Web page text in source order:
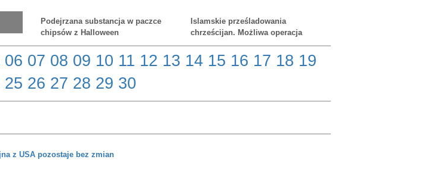
Podejrzana substancja w paczce
chipsów z Halloween
Islamskie prześladowania
chrześcijan. Możliwa operacja
zbrojna USA
06 07 08 09 10 11 12 13 14 15 16 17 18 19
25 26 27 28 29 30
z USA pozostaje bez zmian